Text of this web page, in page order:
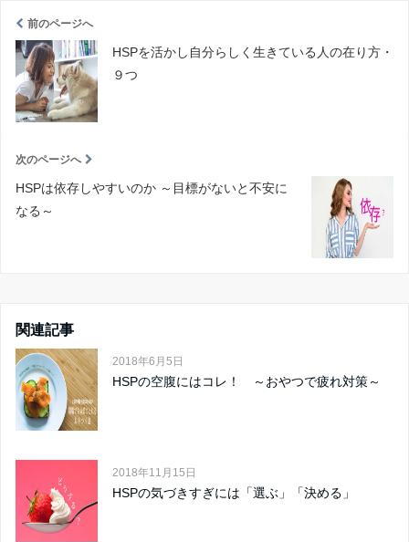
前のページへ
HSPを活かし自分らしく生きている人の在り方・
９つ
次のページへ
HSPは依存しやすいのか ～目標がないと不安に
なる～
関連記事
2018年6月5日
HSPの空腹にはコレ！ ～おやつで疲れ対策～
2018年11月15日
HSPの気づきすぎには「選ぶ」「決める」